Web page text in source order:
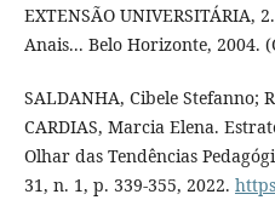
EXTENSÃO UNIVERSITÁRIA,
Anais... Belo Horizonte, 2004.
SALDANHA, Cibele Stefanno;
CARDIAS, Marcia Elena.
Olhar das Tendências
31, n. 1, p. 339-355, 2022.